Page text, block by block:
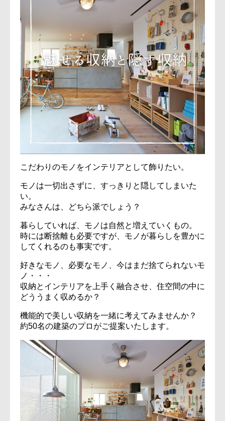
こだわりのモノをインテリアとして飾りたい。
モノは一切出さずに、すっきりと隠してしまいた
い。
みなさんは、どちら派でしょう？
暮らしていれば、モノは自然と増えていくもの。
時には断捨離も必要ですが、モノが暮らしを豊かに
してくれるのも事実です。
好きなモノ、必要なモノ、今はまだ捨てられないモ
ノ・・・
収納とインテリアを上手く融合させ、住空間の中に
どううまく収めるか？
機能的で美しい収納を一緒に考えてみませんか？
約50名の建築のプロがご提案いたします。